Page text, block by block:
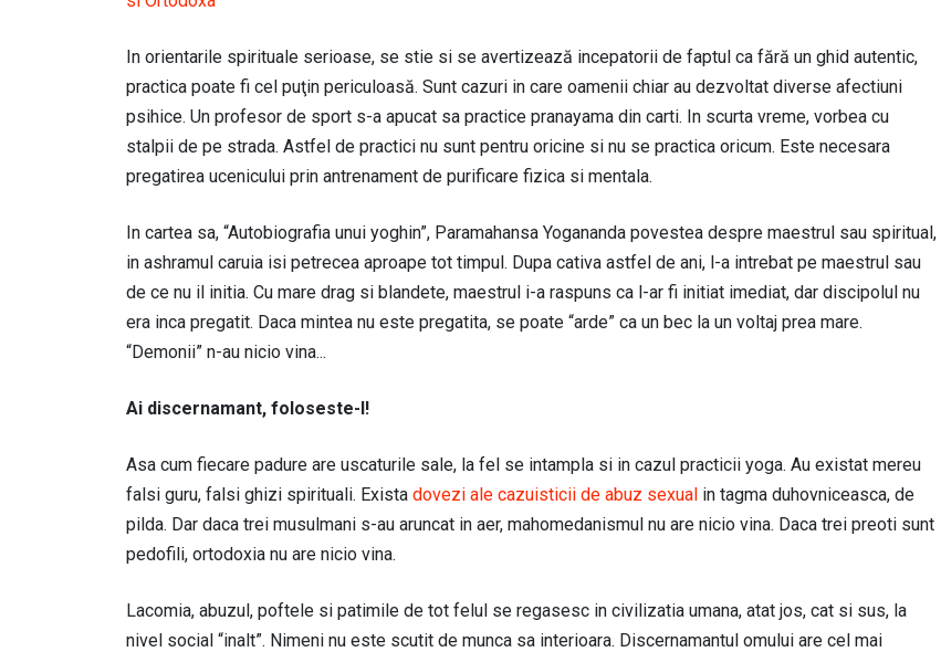
In orientarile spirituale serioase, se stie si se avertizează incepatorii de faptul ca fără un ghid autentic,
practica poate fi cel puţin periculoasă. Sunt cazuri in care oamenii chiar au dezvoltat diverse afectiuni
psihice. Un profesor de sport s-a apucat sa practice pranayama din carti. In scurta vreme, vorbea cu
stalpii de pe strada. Astfel de practici nu sunt pentru oricine si nu se practica oricum. Este necesara
pregatirea ucenicului prin antrenament de purificare fizica si mentala.
In cartea sa, “Autobiografia unui yoghin”, Paramahansa Yogananda povestea despre maestrul sau spiritual,
in ashramul caruia isi petrecea aproape tot timpul. Dupa cativa astfel de ani, l-a intrebat pe maestrul sau
de ce nu il initia. Cu mare drag si blandete, maestrul i-a raspuns ca l-ar fi initiat imediat, dar discipolul nu
era inca pregatit. Daca mintea nu este pregatita, se poate “arde” ca un bec la un voltaj prea mare.
“Demonii” n-au nicio vina...
Ai discernamant, foloseste-l!
Asa cum fiecare padure are uscaturile sale, la fel se intampla si in cazul practicii yoga. Au existat mereu
falsi guru, falsi ghizi spirituali. Exista dovezi ale cazuisticii de abuz sexual in tagma duhovniceasca, de
pilda. Dar daca trei musulmani s-au aruncat in aer, mahomedanismul nu are nicio vina. Daca trei preoti sunt
pedofili, ortodoxia nu are nicio vina.
Lacomia, abuzul, poftele si patimile de tot felul se regasesc in civilizatia umana, atat jos, cat si sus, la
nivel social “inalt”. Nimeni nu este scutit de munca sa interioara. Discernamantul omului are cel mai